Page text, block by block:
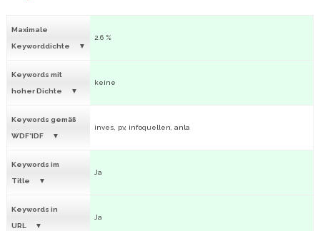
Maximale
Keyworddichte
2.6 %
Keywords mit
hoher Dichte
keine
Keywords gemäß
WDF*IDF
inves, pv, infoquellen, anla
Keywords im
Title
Ja
Keywords in
URL
Ja